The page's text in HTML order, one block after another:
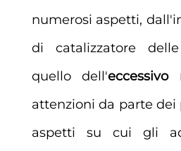
numerosi aspetti,
di catalizzatore
quello dell'eccessivo
attenzioni da parte dei
aspetti su cui gli